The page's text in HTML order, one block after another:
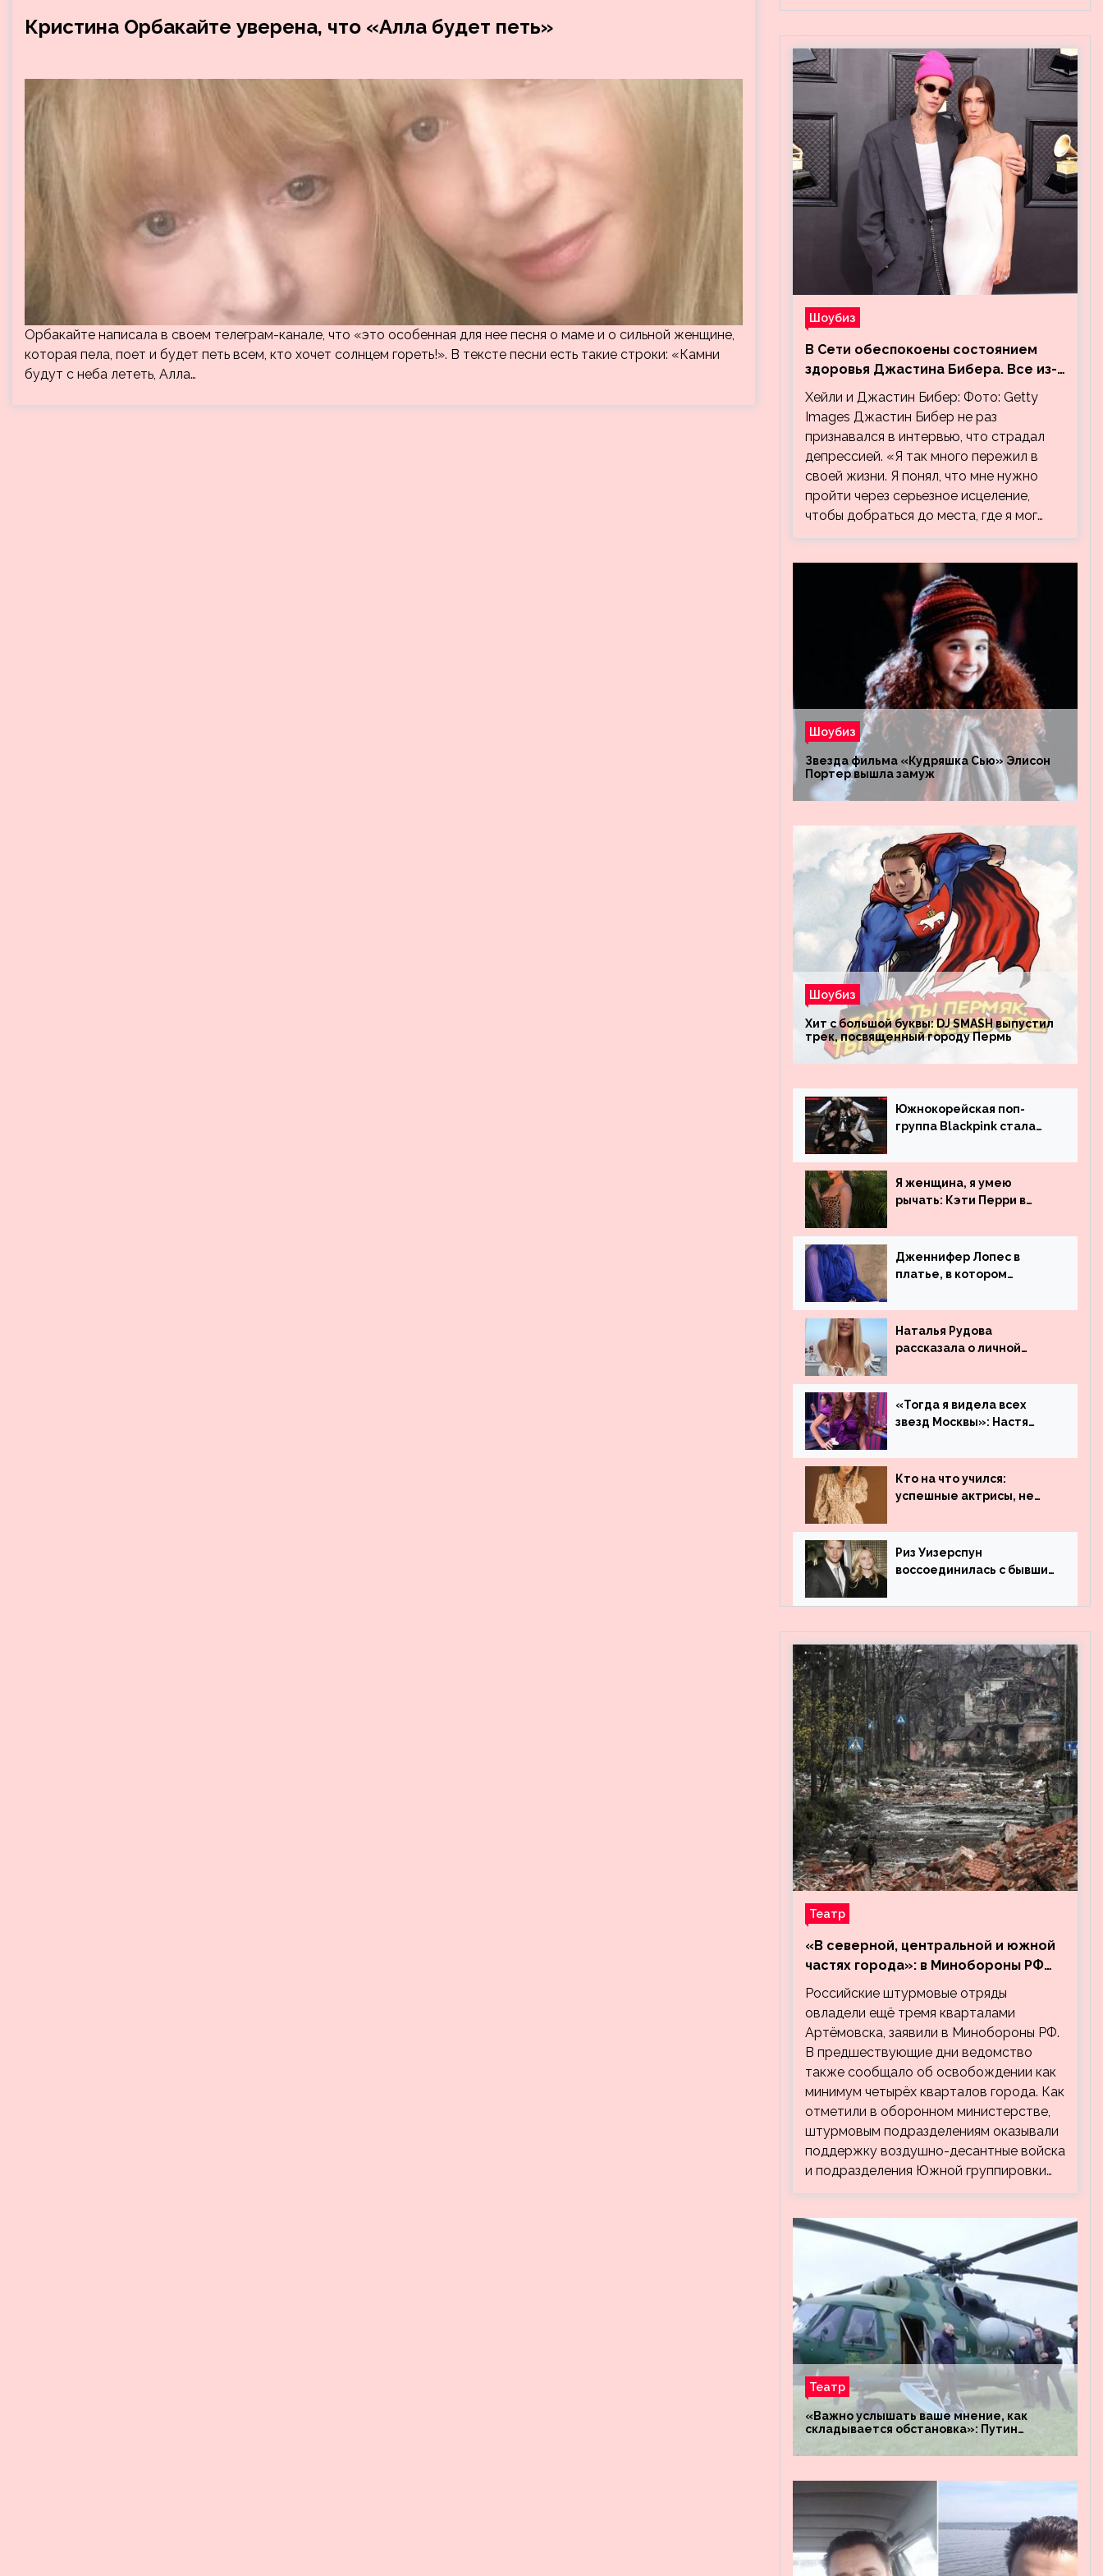
Кристина Орбакайте уверена, что «Алла будет петь»
Орбакайте написала в своем телеграм-канале, что «это особенная для нее песня о маме и о сильной женщине,
которая пела, поет и будет петь всем, кто хочет солнцем гореть!». В тексте песни есть такие строки: «Камни
будут с неба лететь, Алла…
Шоубиз
В Сети обеспокоены состоянием
здоровья Джастина Бибера. Все из-
за видео, на котором его
успокаивает Хейли
Хейли и Джастин Бибер: Фото: Getty
Images Джастин Бибер не раз
признавался в интервью, что страдал
депрессией. «Я так много пережил в
своей жизни. Я понял, что мне нужно
пройти через серьезное исцеление,
чтобы добраться до места, где я мог…
Шоубиз
Звезда фильма «Кудряшка Сью» Элисон
Портер вышла замуж
Шоубиз
Хит с большой буквы: DJ SMASH выпустил
трек, посвященный городу Пермь
Южнокорейская поп-
группа Blackpink стала
просмотрам на YouTube.
Они обогнали даже
Джастина Бибера
Я женщина, я умею
рычать: Кэти Перри в
Дженнифер Лопес в
платье, в котором
незамеченной
Наталья Рудова
рассказала о личной
«Тогда я видела всех
звезд Москвы»: Настя
работала до
популярности и выложила
архивные фото
Кто на что учился:
успешные актрисы, не
образования
Риз Уизерспун
воссоединилась с бывшим
Театр
«В северной, центральной и южной
частях города»: в Минобороны РФ
заявили об освобождении ещё трёх
кварталов Артёмовска
Российские штурмовые отряды
овладели ещё тремя кварталами
Артёмовска, заявили в Минобороны РФ.
В предшествующие дни ведомство
также сообщало об освобождении как
минимум четырёх кварталов города. Как
отметили в оборонном министерстве,
штурмовым подразделениям оказывали
поддержку воздушно-десантные войска
и подразделения Южной группировки…
Театр
«Важно услышать ваше мнение, как
складывается обстановка»: Путин
«Днепр» и «Восток»